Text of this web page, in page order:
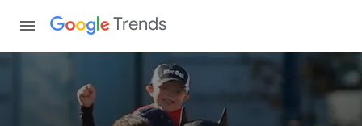
Trends